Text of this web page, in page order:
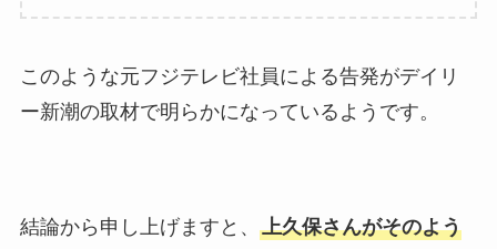
このような元フジテレビ社員による告発がデイリ
ー新潮の取材で明らかになっているようです。
結論から申し上げますと、 上久保さんがそのよう